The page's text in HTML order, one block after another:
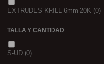
3 K
EXTRUDES KRILL 6mm 20K (0)
NOIR POISSON 8MM 1K
TALLA Y CANTIDAD
S-UD (0)